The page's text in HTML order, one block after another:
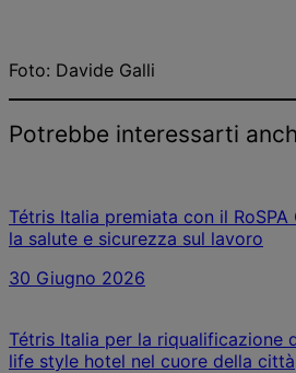
Foto: Davide Galli
Potrebbe interessarti
Tétris Italia premiata con il
la salute e sicurezza sul lavoro
30 Giugno 2026
Tétris Italia per la riqualificazione
life style hotel nel cuore della città